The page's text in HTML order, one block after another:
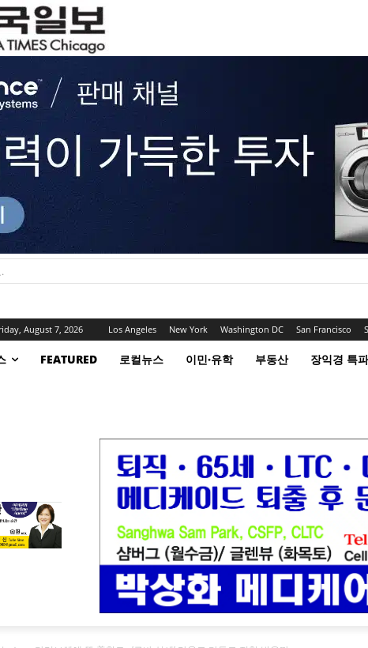
August 7, 2026 Los Angeles New York Washington DC San Francisco
FEATURED 로컬뉴스 이민·유학 부동산 장익경 특